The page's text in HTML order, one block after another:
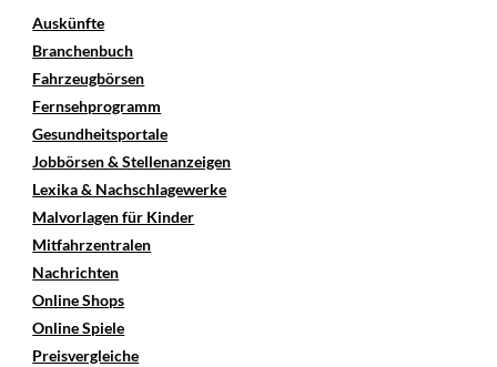
Auskünfte
Branchenbuch
Fahrzeugbörsen
Fernsehprogramm
Gesundheitsportale
Jobbörsen & Stellenanzeigen
Lexika & Nachschlagewerke
Malvorlagen für Kinder
Mitfahrzentralen
Nachrichten
Online Shops
Online Spiele
Preisvergleiche